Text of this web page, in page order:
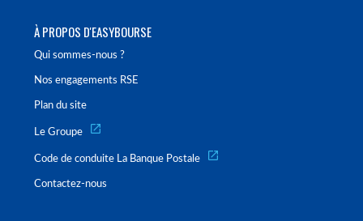
À PROPOS D'EASYBOURSE
Qui sommes-nous ?
Nos engagements RSE
Plan du site
Le Groupe
Code de conduite La Banque Postale
Contactez-nous